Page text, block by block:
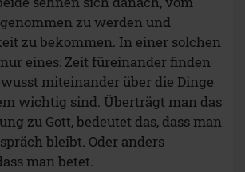
zu werden und
zu bekommen. In einer solchen
eines: Zeit füreinander finden
miteinander über die Dinge
wichtig sind. Überträgt man das
zu Gott, bedeutet das, dass man
bleibt. Oder anders
man betet.